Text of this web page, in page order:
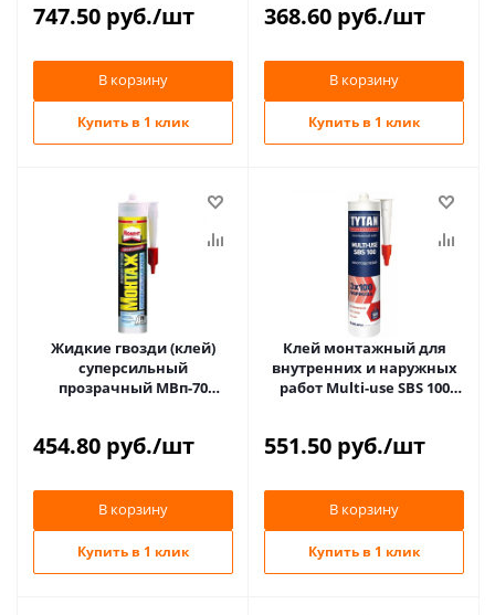
747.50 руб./шт
В корзину
Купить в 1 клик
368.60 руб./шт
В корзину
Купить в 1 клик
Жидкие гвозди (клей)
суперсильный
прозрачный МВп-70
454.80 руб./шт
В корзину
Купить в 1 клик
Клей монтажный для
внутренних и наружных
работ Multi-use SBS 100
551.50 руб./шт
В корзину
Купить в 1 клик